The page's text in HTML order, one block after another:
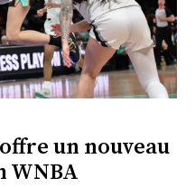
un nouveau
WNBA